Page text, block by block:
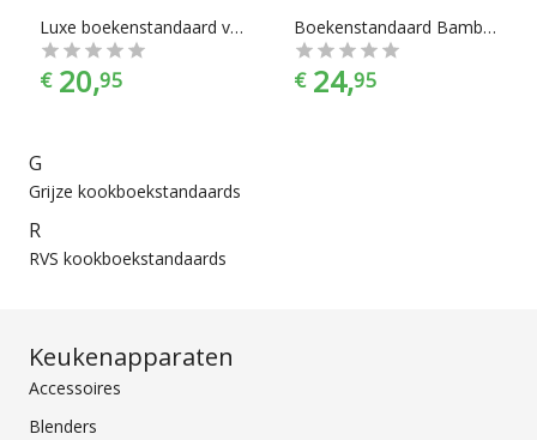
Luxe boekenstandaard van bamboe hout - Boekenhouder voor o.a. kookboek (als kookboekstandaard in keuken), tablet of boek - Kookboeken standaard - Boekensteun, verstelbaar & inklapbaar - Decopatent®
€ 20,95
Boekenstandaard Bamboe Hout – Boekenhouder – Kookboekstandaard – Tablet Standaard – Verstelbaar & Inklapbaar
€ 24,95
G
Grijze kookboekstandaards
R
RVS kookboekstandaards
Keukenapparaten
Accessoires
Blenders